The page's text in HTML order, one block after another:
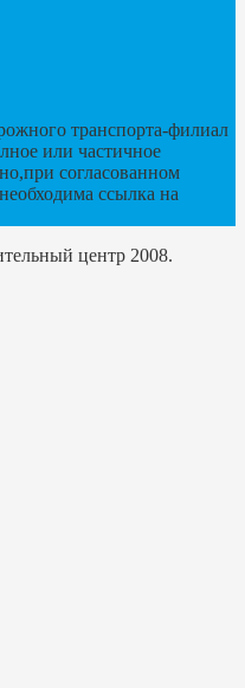
транспорта-филиал
или частичное
согласованном
ссылка на
центр 2008.